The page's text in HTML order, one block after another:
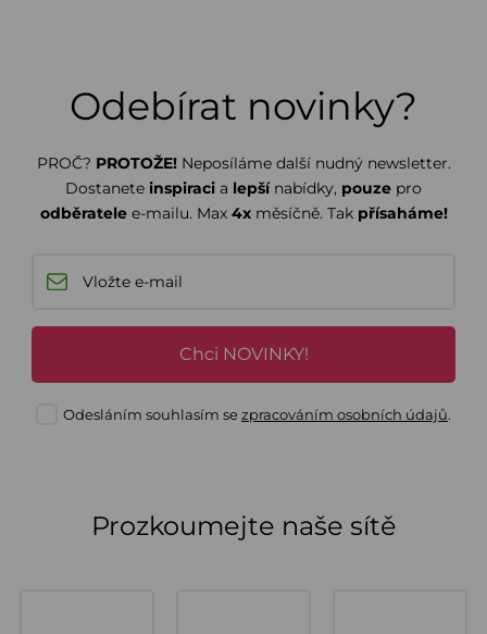
Odebírat novinky?
PROČ? PROTOŽE! Neposíláme další nudný newsletter.
Dostanete inspiraci a lepšínabídky, pouze pro
odběratelee-mailu. Max 4xměsíčně. Tak přísaháme!
Chci NOVINKY!
Odesláním souhlasím sezpracováním osobních údajů.
Prozkoumejte naše sítě